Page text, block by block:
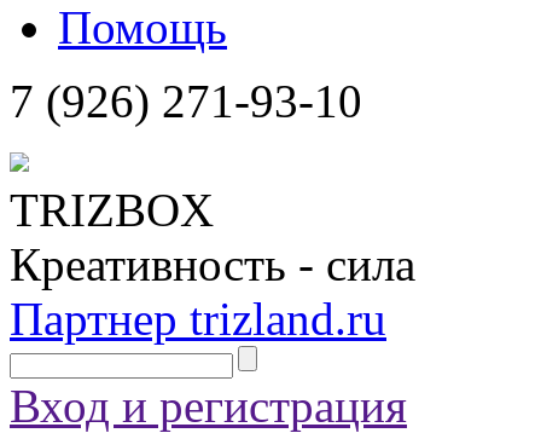
Помощь
7 (926) 271-93-10
TRIZBOX
Креативность - сила
Партнер trizland.ru
Вход и регистрация